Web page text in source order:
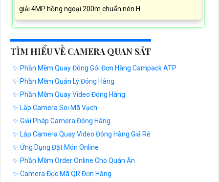
giải 4MP hồng ngoại 200m chuẩn nén H
TÌM HIỂU VỀ CAMERA QUAN SÁT
✨ Phần Mềm Quay Đóng Gói Đơn Hàng Campack ATP
✨ Phần Mềm Quản Lý Đóng Hàng
✨ Phần Mềm Quay Video Đóng Hàng
✨ Lắp Camera Soi Mã Vạch
✨ Giải Pháp Camera Đóng Hàng
✨ Lắp Camera Quay Video Đóng Hàng Giá Rẻ
✨ Ứng Dụng Đặt Món Online
✨ Phần Mềm Order Online Cho Quán Ăn
✨ Camera Đọc Mã QR Đơn Hàng